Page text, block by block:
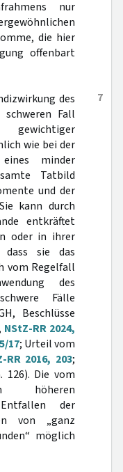
nur
die hier
offenbart
7
des
schweren Fall
wie bei der
minder
Tatbild
und der
kann durch
entkräftet
oder in ihrer
dass sie das
vom Regelfall
des
Fälle
Beschlüsse
, NStZ-RR 2024,
17; Urteil vom
RR 2016, 203;
126). Die vom
höheren
der
von „ganz
möglich